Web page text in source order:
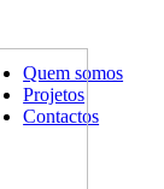
Quem somos
Projetos
Contactos